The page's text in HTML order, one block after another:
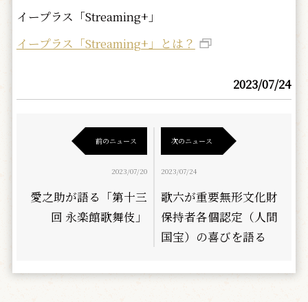
イープラス「Streaming+」
イープラス「Streaming+」とは？
2023/07/24
前のニュース
2023/07/20
愛之助が語る「第十三
回 永楽館歌舞伎」
次のニュース
2023/07/24
歌六が重要無形文化財
保持者各個認定（人間
国宝）の喜びを語る